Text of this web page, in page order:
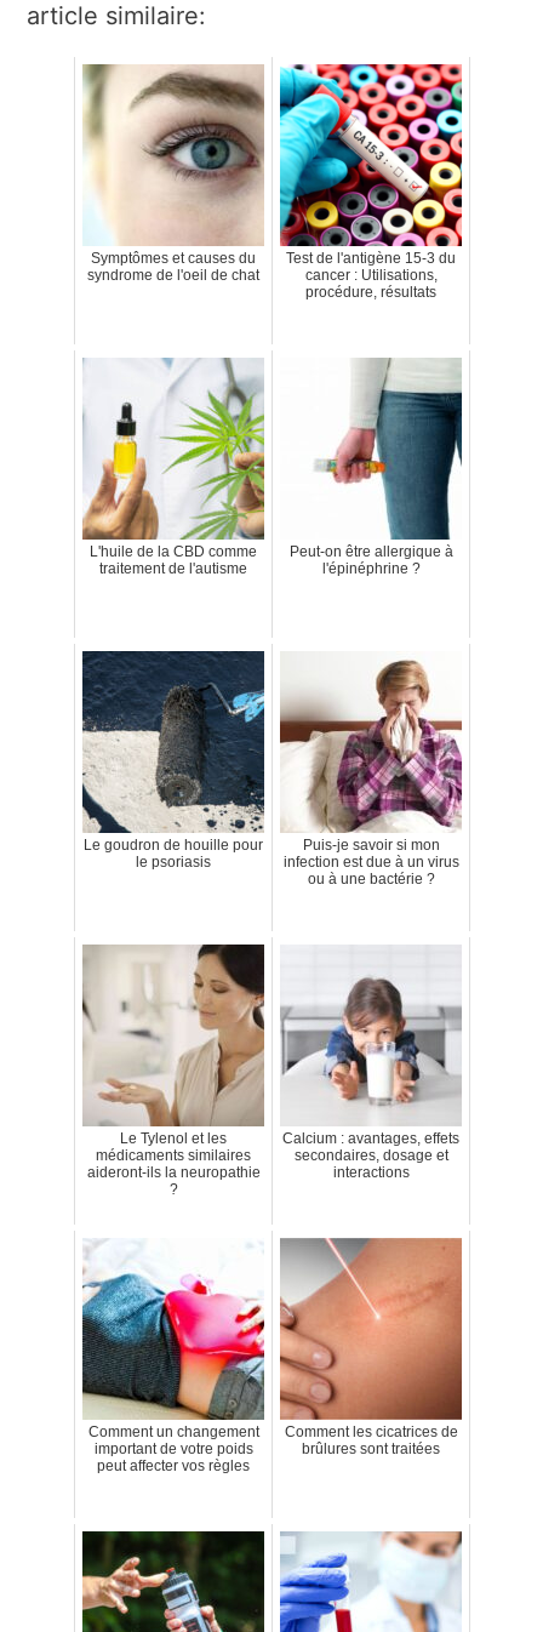
article similaire:
Symptômes et causes du
syndrome de l'oeil de chat
Test de l'antigène 15-3 du
cancer : Utilisations,
procédure, résultats
L'huile de la CBD comme
traitement de l'autisme
Peut-on être allergique à
l'épinéphrine ?
Le goudron de houille pour
le psoriasis
Puis-je savoir si mon
infection est due à un virus
ou à une bactérie ?
Le Tylenol et les
médicaments similaires
aideront-ils la neuropathie
?
Calcium : avantages, effets
secondaires, dosage et
interactions
Comment un changement
important de votre poids
peut affecter vos règles
Comment les cicatrices de
brûlures sont traitées